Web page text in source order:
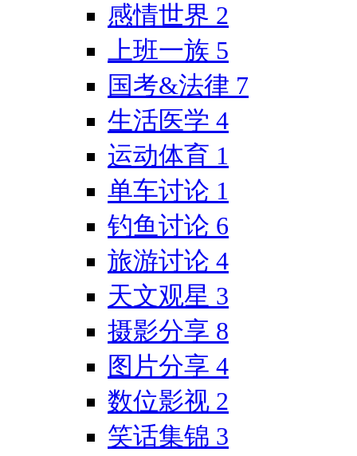
感情世界 2
上班一族 5
国考&法律 7
生活医学 4
运动体育 1
单车讨论 1
钓鱼讨论 6
旅游讨论 4
天文观星 3
摄影分享 8
图片分享 4
数位影视 2
笑话集锦 3